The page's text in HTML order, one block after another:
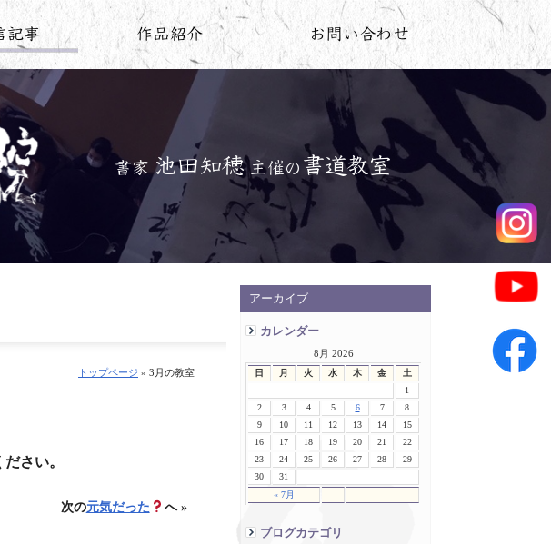
アーカイブ
カレンダー
8月 2026
日 月 火 水 木 金 土
« 7月
1
2
3 4 5 6 7
8
9
10 11 12 13 14
15
16
17 18 19 20 21
22
23
24 25 26 27 28
29
30
31
ブログカテゴリ
トップページ » 3月の教室
さい。
次の元気だった へ »